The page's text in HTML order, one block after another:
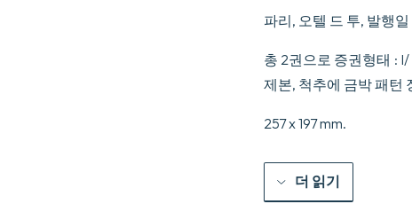
파리, 오텔 드 투, 발행
총 2권으로 증권형태 : I/
제본, 척추에 금박 패턴
257 x 197 mm.
더 읽기